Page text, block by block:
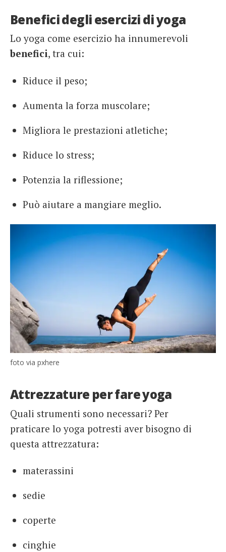
Benefici degli esercizi di yoga
Lo yoga come esercizio ha innumerevoli
benefici, tra cui:
Riduce il peso;
Aumenta la forza muscolare;
Migliora le prestazioni atletiche;
Riduce lo stress;
Potenzia la riflessione;
Può aiutare a mangiare meglio.
foto via pxhere
Attrezzature per fare yoga
Quali strumenti sono necessari? Per
praticare lo yoga potresti aver bisogno di
questa attrezzatura:
materassini
sedie
coperte
cinghie